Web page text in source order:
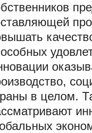
в целом.